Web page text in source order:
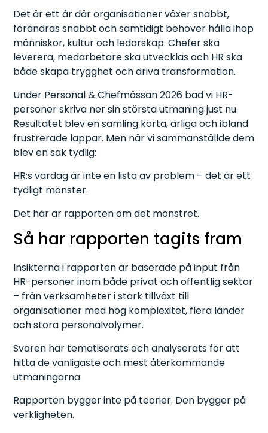
Det är ett år där organisationer växer snabbt,
förändras snabbt och samtidigt behöver hålla ihop
människor, kultur och ledarskap. Chefer ska
leverera, medarbetare ska utvecklas och HR ska
både skapa trygghet och driva transformation.
Under Personal & Chefmässan 2026 bad vi HR-
personer skriva ner sin största utmaning just nu.
Resultatet blev en samling korta, ärliga och ibland
frustrerade lappar. Men när vi sammanställde dem
blev en sak tydlig:
HR:s vardag är inte en lista av problem – det är ett
tydligt mönster.
Det här är rapporten om det mönstret.
Så har rapporten tagits fram
Insikterna i rapporten är baserade på input från
HR-personer inom både privat och offentlig sektor
– från verksamheter i stark tillväxt till
organisationer med hög komplexitet, flera länder
och stora personalvolymer.
Svaren har tematiserats och analyserats för att
hitta de vanligaste och mest återkommande
utmaningarna.
Rapporten bygger inte på teorier. Den bygger på
verkligheten.